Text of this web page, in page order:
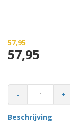
57,95
57,95
- +
Beschrijving